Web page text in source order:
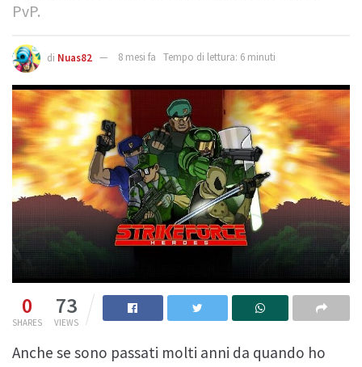
PvP.
di Nuas82 8 mesi fa Tempo di lettura: 6 minuti
0
SHARES
73
VIEWS
Anche se sono passati molti anni da quando ho